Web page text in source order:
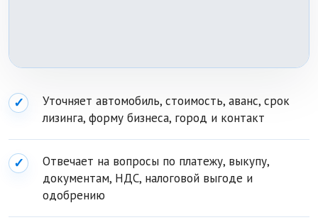
✓
Уточняет автомобиль, стоимость, аванс, срок
лизинга, форму бизнеса, город и контакт
✓
Отвечает на вопросы по платежу, выкупу,
документам, НДС, налоговой выгоде и
одобрению